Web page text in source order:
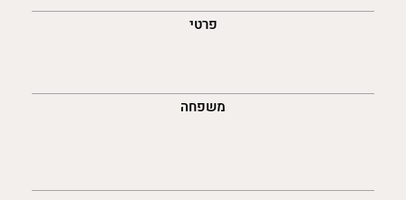
פרטי
משפחה